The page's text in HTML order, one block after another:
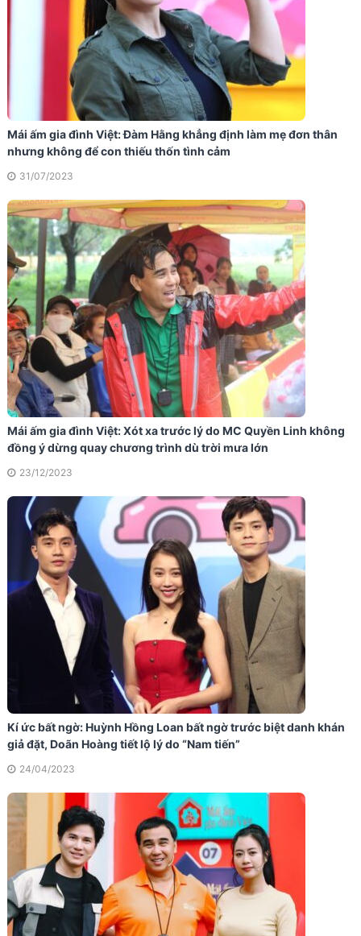
Mái ấm gia đình Việt: Đàm Hằng khẳng định làm mẹ đơn thân
nhưng không để con thiếu thốn tình cảm
31/07/2023
Mái ấm gia đình Việt: Xót xa trước lý do MC Quyền Linh không
đồng ý dừng quay chương trình dù trời mưa lớn
23/12/2023
Kí ức bất ngờ: Huỳnh Hồng Loan bất ngờ trước biệt danh khán
giả đặt, Doãn Hoàng tiết lộ lý do “Nam tiến”
24/04/2023